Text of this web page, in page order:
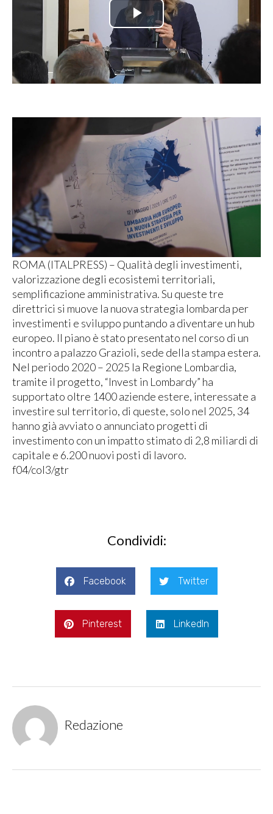
Play
Video
ROMA (ITALPRESS) – Qualità degli investimenti,
valorizzazione degli ecosistemi territoriali,
semplificazione amministrativa. Su queste tre
direttrici si muove la nuova strategia lombarda per
investimenti e sviluppo puntando a diventare un hub
europeo. Il piano è stato presentato nel corso di un
incontro a palazzo Grazioli, sede della stampa estera.
Nel periodo 2020 – 2025 la Regione Lombardia,
tramite il progetto, “Invest in Lombardy” ha
supportato oltre 1400 aziende estere, interessate a
investire sul territorio, di queste, solo nel 2025, 34
hanno già avviato o annunciato progetti di
investimento con un impatto stimato di 2,8 miliardi di
capitale e 6.200 nuovi posti di lavoro.
f04/col3/gtr
Condividi:
Facebook Twitter
Pinterest LinkedIn
Redazione